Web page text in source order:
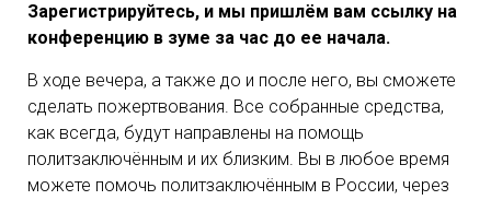
Зарегистрируйтесь, и мы пришлём вам ссылку на
конференцию в зуме за час до ее начала.
В ходе вечера, а также до и после него, вы сможете
сделать пожертвования. Все собранные средства,
как всегда, будут направлены на помощь
политзаключённым и их близким. Вы в любое время
можете помочь политзаключённым в России, через